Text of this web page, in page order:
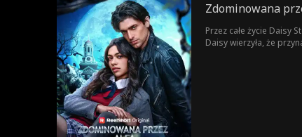
Zdominowana
Przez całe życie Daisy
Daisy wierzyła, że